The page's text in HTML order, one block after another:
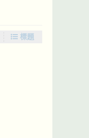
標題